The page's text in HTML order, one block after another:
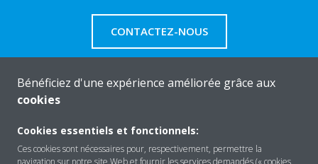
CONTACTEZ-NOUS
Bénéficiez d'une expérience améliorée grâce aux
cookies
Cookies essentiels et fonctionnels:
Ces cookies sont nécessaires pour, respectivement, permettre la
navigation sur notre site Web et fournir les services demandés (« cookies